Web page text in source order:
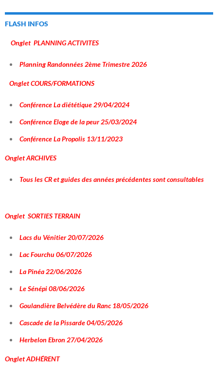
FLASH INFOS
Onglet PLANNING ACTIVITES
Planning Randonnées 2ème Trimestre 2026
Onglet COURS/FORMATIONS
Conférence La diététique 29/04/2024
Conférence Eloge de la peur 25/03/2024
Conférence La Propolis 13/11/2023
Onglet ARCHIVES
Tous les CR et guides des années précédentes sont consultables
Onglet SORTIES TERRAIN
Lacs du Vénitier 20/07/2026
Lac Fourchu 06/07/2026
La Pinéa 22/06/2026
Le Sénépi 08/06/2026
Goulandière Belvédère du Ranc 18/05/2026
Cascade de la Pissarde 04/05/2026
Herbelon Ebron 27/04/2026
OngletADHÉRENT